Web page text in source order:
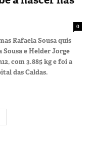
0
Rafaela Sousa quis
Sousa e Helder Jorge
com 3.885 kg e foi a
das Caldas.